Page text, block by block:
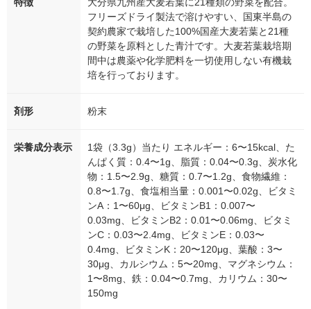
特徴
大分県九州産大麦若葉に21種類の野菜を配合。
フリーズドライ製法で溶けやすい、国東半島の
契約農家で栽培した100%国産大麦若葉と21種
の野菜を原料とした青汁です。大麦若葉栽培期
間中は農薬や化学肥料を一切使用しない有機栽
培を行っております。
剤形 粉末
栄養成分表示
1袋（3.3g）当たり エネルギー：6〜15kcal、た
んぱく質：0.4〜1g、脂質：0.04〜0.3g、炭水化
物：1.5〜2.9g、糖質：0.7〜1.2g、食物繊維：
0.8〜1.7g、食塩相当量：0.001〜0.02g、ビタミ
ンA：1〜60μg、ビタミンB1：0.007〜
0.03mg、ビタミンB2：0.01〜0.06mg、ビタミ
ンC：0.03〜2.4mg、ビタミンE：0.03〜
0.4mg、ビタミンK：20〜120μg、葉酸：3〜
30μg、カルシウム：5〜20mg、マグネシウム：
1〜8mg、鉄：0.04〜0.7mg、カリウム：30〜
150mg